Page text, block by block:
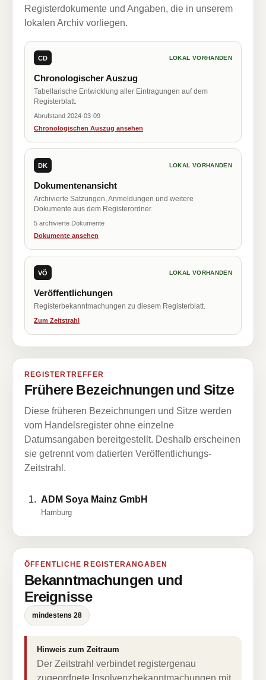
Registerdokumente und Angaben, die in unserem
lokalen Archiv vorliegen.
CD LOKAL VORHANDEN
Chronologischer Auszug
Tabellarische Entwicklung aller Eintragungen auf dem
Registerblatt.
Abrufstand 2024-03-09
Chronologischen Auszug ansehen
DK LOKAL VORHANDEN
Dokumentenansicht
Archivierte Satzungen, Anmeldungen und weitere
Dokumente aus dem Registerordner.
5 archivierte Dokumente
Dokumente ansehen
VÖ LOKAL VORHANDEN
Veröffentlichungen
Registerbekanntmachungen zu diesem Registerblatt.
Zum Zeitstrahl
REGISTERTREFFER
Frühere Bezeichnungen und Sitze
Diese früheren Bezeichnungen und Sitze werden
vom Handelsregister ohne einzelne
Datumsangaben bereitgestellt. Deshalb erscheinen
sie getrennt vom datierten Veröffentlichungs-
Zeitstrahl.
ADM Soya Mainz GmbH
Hamburg
ÖFFENTLICHE REGISTERANGABEN
Bekanntmachungen und
Ereignisse
mindestens 28
Hinweis zum Zeitraum
Der Zeitstrahl verbindet registergenau
zugeordnete Insolvenzbekanntmachungen mit